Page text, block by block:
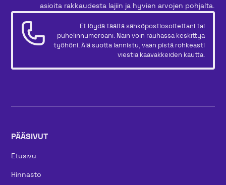
asioita rakkaudesta lajiin ja hyvien arvojen pohjalta.
Et löydä täältä sähköpostiosoitettani tai
puhelinnumeroani. Näin voin rauhassa keskittyä
työhöni. Älä suotta lannistu, vaan pistä rohkeasti
viestiä kaavakkeiden kautta.
PÄÄSIVUT
Etusivu
Hinnasto